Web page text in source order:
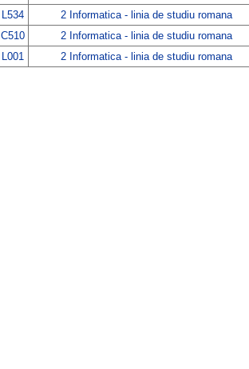
L534 2 Informatica - linia de studiu romana
C510 2 Informatica - linia de studiu romana
L001 2 Informatica - linia de studiu romana